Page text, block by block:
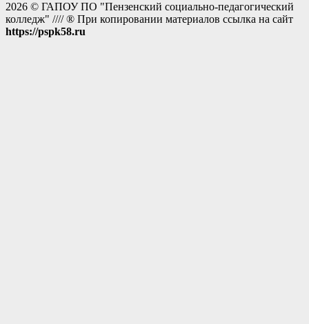
2026 © ГАПОУ ПО "Пензенский социально-педагогический
колледж" //// ® При копировании материалов ссылка на сайт
https://pspk58.ru